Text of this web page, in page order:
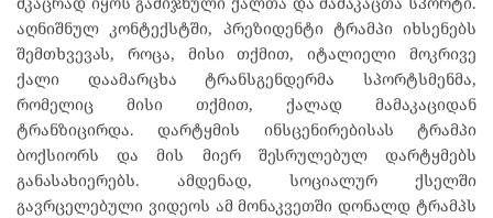
აღნიშნულ კონტექსტში, პრეზიდენტი ტრამპი იხსენებს
შემთხვევას, როცა, მისი თქმით, იტალიელი მოკრივე
ქალი დაამარცხა ტრანსგენდერმა სპორტსმენმა,
რომელიც მისი თქმით, ქალად მამაკაციდან
ტრანზიცირდა. დარტყმის ინსცენირებისას ტრამპი
ბოქსიორს და მის მიერ შესრულებულ დარტყმებს
განასახიერებს. ამდენად, სოციალურ ქსელში
გავრცელებული ვიდეოს ამ მონაკვეთში დონალდ ტრამპს